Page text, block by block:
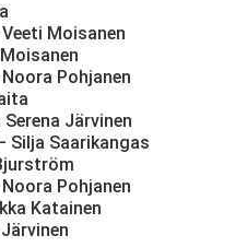
Moisanen
Pohjanen
Järvinen
Silja Saarikangas
Pohjanen
Katainen